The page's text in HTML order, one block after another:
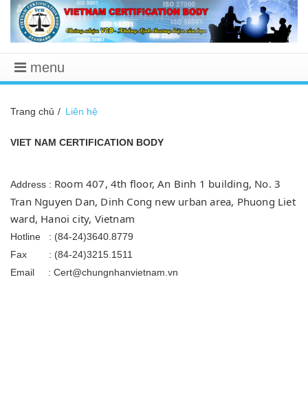
menu
Trang chủ Liên hệ
VIET NAM CERTIFICATION BODY
Address : Room 407, 4th floor, An Binh 1 building, No. 3
Tran Nguyen Dan, Dinh Cong new urban area, Phuong Liet
ward, Hanoi city, Vietnam
Hotline : (84-24)3640.8779
Fax : (84-24)3215.1511
Email : Cert@chungnhanvietnam.vn